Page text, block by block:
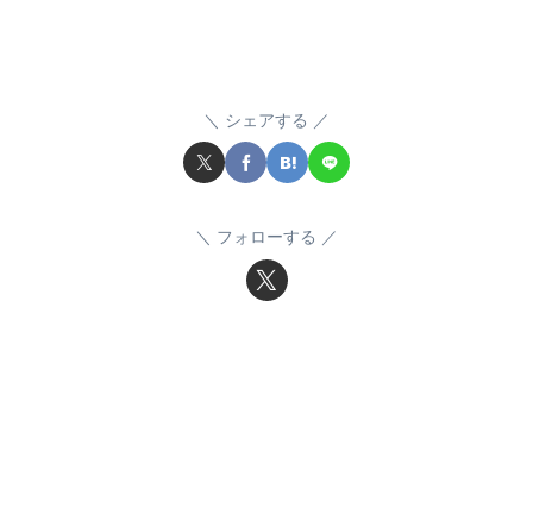
シェアする
フォローする